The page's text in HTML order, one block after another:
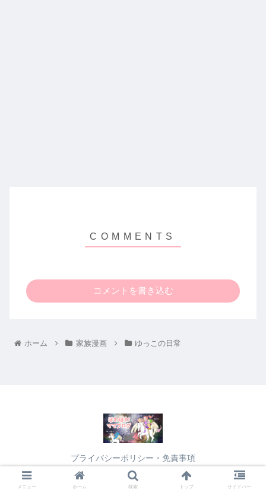
コメントを書き込む
ホーム 家族漫画 ゆっこの日常
プライバシーポリシー・免責事項
© 2021 ほわほわママブログ.
メニュー ホーム 検索 トップ サイドバー